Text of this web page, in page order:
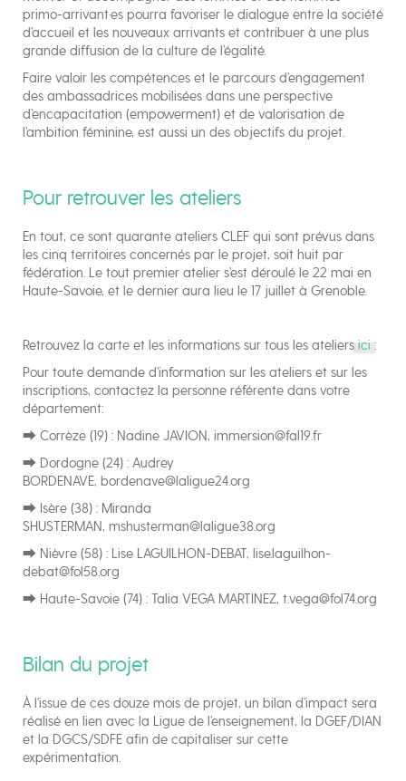
primo-arrivant·es pourra favoriser le dialogue entre la société
d’accueil et les nouveaux arrivants et contribuer à une plus
grande diffusion de la culture de l’égalité.
Faire valoir les compétences et le parcours d’engagement
des ambassadrices mobilisées dans une perspective
d’encapacitation (empowerment) et de valorisation de
l’ambition féminine, est aussi un des objectifs du projet.
Pour retrouver les ateliers
En tout, ce sont quarante ateliers CLEF qui sont prévus dans
les cinq territoires concernés par le projet, soit huit par
fédération. Le tout premier atelier s’est déroulé le 22 mai en
Haute-Savoie, et le dernier aura lieu le 17 juillet à Grenoble.
Retrouvez la carte et les informations sur tous les ateliers ici :
Pour toute demande d’information sur les ateliers et sur les
inscriptions, contactez la personne référente dans votre
département:
⮕ Corrèze (19) : Nadine JAVION, immersion@fal19.fr
⮕ Dordogne (24) : Audrey
BORDENAVE, bordenave@laligue24.org
⮕ Isère (38) : Miranda
SHUSTERMAN, mshusterman@laligue38.org
⮕ Nièvre (58) : Lise LAGUILHON-DEBAT, lise.laguilhon-
debat@fol58.org
⮕ Haute-Savoie (74) : Talia VEGA MARTINEZ, t.vega@fol74.org
Bilan du projet
À l’issue de ces douze mois de projet, un bilan d’impact sera
réalisé en lien avec la Ligue de l’enseignement, la DGEF/DIAN
et la DGCS/SDFE afin de capitaliser sur cette
expérimentation.